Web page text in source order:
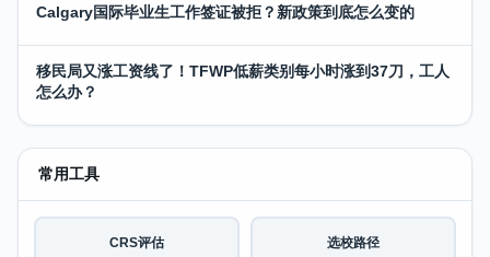
Calgary国际毕业生工作签证被拒？新政策到底怎么变的
移民局又涨工资线了！TFWP低薪类别每小时涨到37刀，工人
怎么办？
常用工具
CRS评估 选校路径